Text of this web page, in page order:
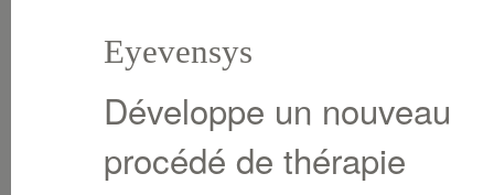
Eyevensys
Développe un nouveau
procédé de thérapie